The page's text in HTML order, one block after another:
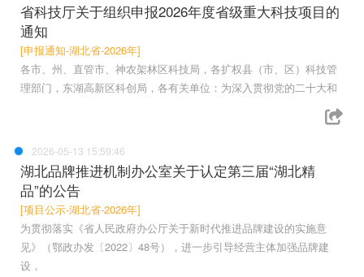
省科技厅关于组织申报2026年度省级重大科技项目的
通知
[申报通知-湖北省-2026年]
各市、州、直管市、神农架林区科技局，各扩权县（市、区）科技管
理部门，东湖高新区科创局，各有关单位：为深入贯彻党的二十大和
2026-05-13 15:59:46
湖北品牌推进机制办公室关于认定第三届“湖北精
品”的公告
[项目公示-湖北省-2026年]
为贯彻落实《省人民政府办公厅关于新时代推进品牌建设的实施意
见》（鄂政办发〔2022〕48号），进一步引导经营主体加强品牌建
设，